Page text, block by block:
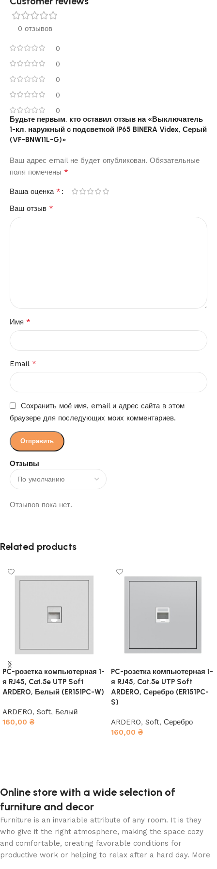
0 отзывов
0
0
0
0
0
Отзывы
Отзывов пока нет.
Будьте первым, кто оставил отзыв на «Выключатель
1-кл. наружный с подсветкой IP65 BINERA Videx, Серый
(VF-BNW11L-G)»
Ваш адрес email не будет опубликован. Обязательные
поля помечены *
Ваша оценка *
Ваш отзыв *
Имя *
Email *
Сохранить моё имя, email и адрес сайта в этом
браузере для последующих моих комментариев.
Related products
PC-розетка компьютерная 1-
я RJ45, Cat.5e UTP Soft
ARDERO, Белый (ER151PC-W)
ARDERO, Soft, Белый
160,00 ₴
PC-розетка компьютерная 1-
я RJ45, Cat.5e UTP Soft
ARDERO, Серебро (ER151PC-
S)
ARDERO, Soft, Серебро
160,00 ₴
Online store with a wide selection of
furniture and decor
Furniture is an invariable attribute of any room. It is they
who give it the right atmosphere, making the space cozy
and comfortable, creating favorable conditions for
productive work or helping to relax after a hard day. More